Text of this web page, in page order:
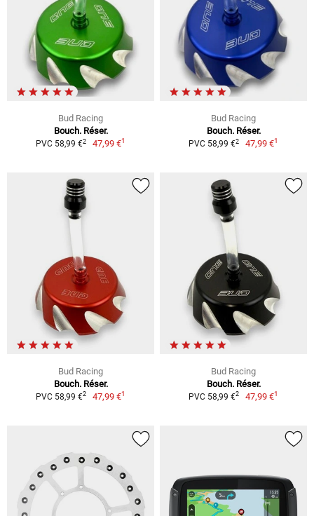
Bud Racing
Bouch. Réser.
PVC 58,99 €2 47,99 €1
Bud Racing
Bouch. Réser.
PVC 58,99 €2 47,99 €1
Bud Racing
Bouch. Réser.
PVC 58,99 €2 47,99 €1
Bud Racing
Bouch. Réser.
PVC 58,99 €2 47,99 €1